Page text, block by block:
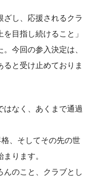
ざし、応援されるクラ
目指し続けること」
今回の参入決定は、
と受け止めておりま
はなく、あくまで通過
、そしてその先の世
ります。
んのこと、クラブとし